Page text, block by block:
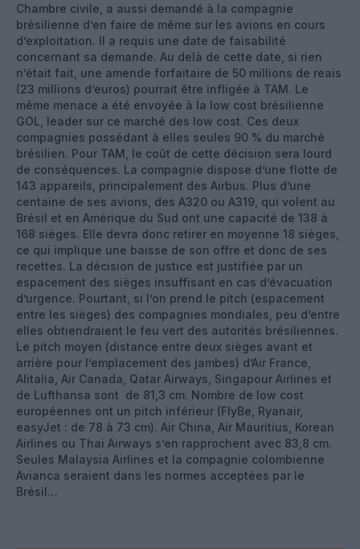
Chambre civile, a aussi demandé à la compagnie
brésilienne d’en faire de même sur les avions en cours
d’exploitation. Il a requis une date de faisabilité
concernant sa demande. Au delà de cette date, si rien
n’était fait, une amende forfaitaire de 50 millions de reais
(23 millions d’euros) pourrait être infligée à TAM. Le
même menace a été envoyée à la low cost brésilienne
GOL, leader sur ce marché des low cost. Ces deux
compagnies possédant à elles seules 90 % du marché
brésilien. Pour TAM, le coût de cette décision sera lourd
de conséquences. La compagnie dispose d’une flotte de
143 appareils, principalement des Airbus. Plus d’une
centaine de ses avions, des A320 ou A319, qui volent au
Brésil et en Amérique du Sud ont une capacité de 138 à
168 sièges. Elle devra donc retirer en moyenne 18 sièges,
ce qui implique une baisse de son offre et donc de ses
recettes. La décision de justice est justifiée par un
espacement des sièges insuffisant en cas d’évacuation
d’urgence. Pourtant, si l’on prend le pitch (espacement
entre les sièges) des compagnies mondiales, peu d’entre
elles obtiendraient le feu vert des autorités brésiliennes.
Le pitch moyen (distance entre deux sièges avant et
arrière pour l’emplacement des jambes) d’Air France,
Alitalia, Air Canada, Qatar Airways, Singapour Airlines et
de Lufthansa sont de 81,3 cm. Nombre de low cost
européennes ont un pitch inférieur (FlyBe, Ryanair,
easyJet : de 78 à 73 cm). Air China, Air Mauritius, Korean
Airlines ou Thai Airways s’en rapprochent avec 83,8 cm.
Seules Malaysia Airlines et la compagnie colombienne
Avianca seraient dans les normes acceptées par le
Brésil…